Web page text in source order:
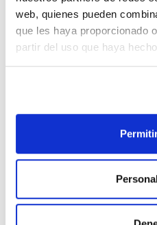
web, quienes pueden
que les haya proporcionado
partir del uso que haya
Documentación
Regístrate para
SDS/ Hoja de seguridad
Regístrate para